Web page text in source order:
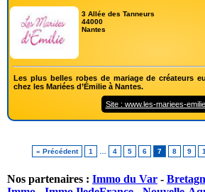
3 Allée des Tanneurs
44000
Nantes
Les plus belles robes de mariage de créateurs
chez les Mariées d’Émilie à Nantes.
Site : www.les-mariees-
« Précédent 1 … 4 5 6 7 8 9
Nos partenaires : Immo du Var -